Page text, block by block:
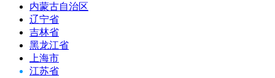
内蒙古自治区
辽宁省
吉林省
黑龙江省
上海市
江苏省